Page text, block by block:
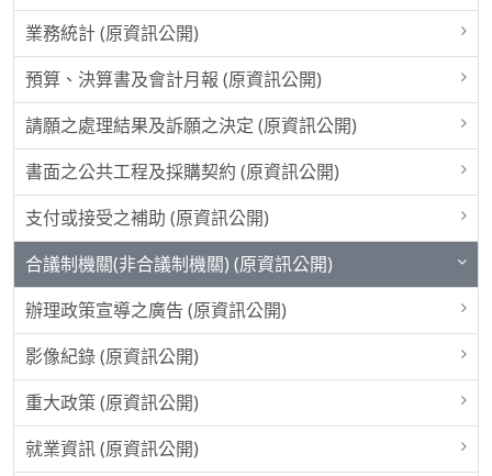
業務統計 (原資訊公開)
預算、決算書及會計月報 (原資訊公開)
請願之處理結果及訴願之決定 (原資訊公開)
書面之公共工程及採購契約 (原資訊公開)
支付或接受之補助 (原資訊公開)
合議制機關(非合議制機關) (原資訊公開)
辦理政策宣導之廣告 (原資訊公開)
影像紀錄 (原資訊公開)
重大政策 (原資訊公開)
就業資訊 (原資訊公開)